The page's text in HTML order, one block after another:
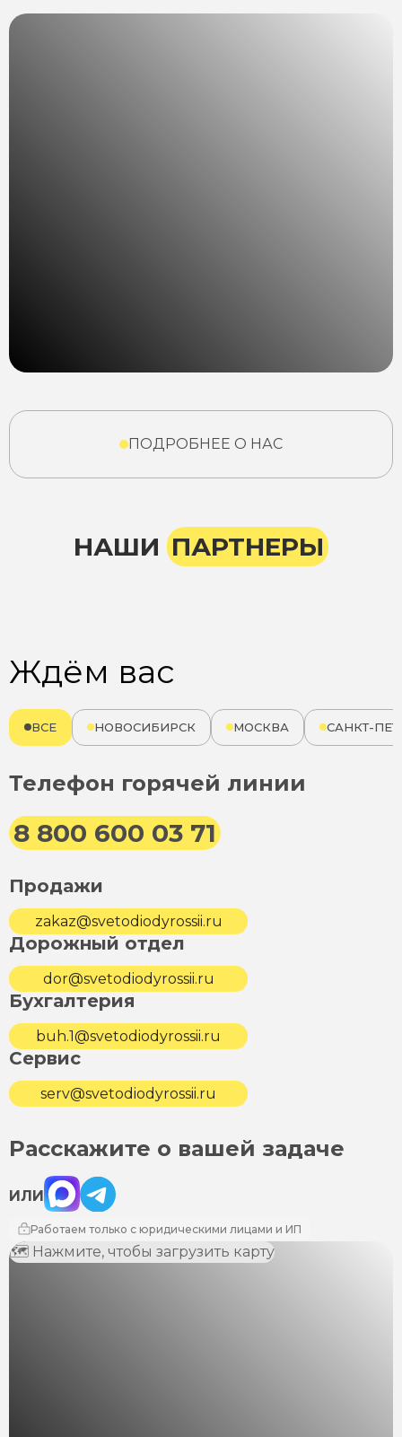
ПОДРОБНЕЕ О НАС
НАШИ ПАРТНЕРЫ
Ждём вас
ВСЕ НОВОСИБИРСК МОСКВА САНКТ-
Телефон горячей линии
8 800 600 03 71
Продажи
zakaz@svetodiodyrossii.ru
Дорожный отдел
dor@svetodiodyrossii.ru
Бухгалтерия
buh.1@svetodiodyrossii.ru
Сервис
serv@svetodiodyrossii.ru
Расскажите о вашей задаче
ИЛИ
Max Telegram
Работаем только с юридическими лицами и ИП
🗺 Нажмите, чтобы загрузить карту